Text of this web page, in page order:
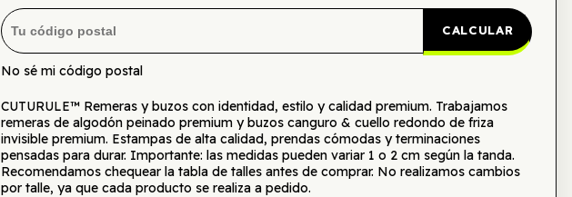
CALCULAR
No sé mi código postal
CUTURULE™ Remeras y buzos con identidad, estilo y calidad premium. Trabajamos
remeras de algodón peinado premium y buzos canguro & cuello redondo de friza
invisible premium. Estampas de alta calidad, prendas cómodas y terminaciones
pensadas para durar. Importante: las medidas pueden variar 1 o 2 cm según la tanda.
Recomendamos chequear la tabla de talles antes de comprar. No realizamos cambios
por talle, ya que cada producto se realiza a pedido.